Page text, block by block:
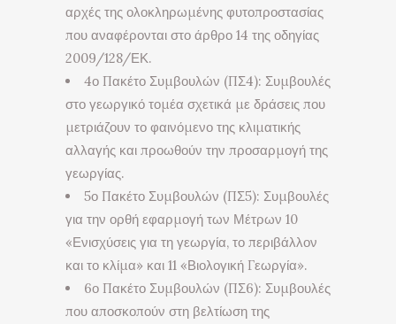
αρχές της ολοκληρωμένης φυτοπροστασίας
που αναφέρονται στο άρθρο 14 της οδηγίας
2009/128/ΕΚ.
4ο Πακέτο Συμβουλών (ΠΣ4): Συμβουλές
στο γεωργικό τομέα σχετικά με δράσεις που
μετριάζουν το φαινόμενο της κλιματικής
αλλαγής και προωθούν την προσαρμογή της
γεωργίας.
5ο Πακέτο Συμβουλών (ΠΣ5): Συμβουλές
για την ορθή εφαρμογή των Μέτρων 10
«Ενισχύσεις για τη γεωργία, το περιβάλλον
και το κλίμα» και 11 «Βιολογική Γεωργία».
6ο Πακέτο Συμβουλών (ΠΣ6): Συμβουλές
που αποσκοπούν στη βελτίωση της